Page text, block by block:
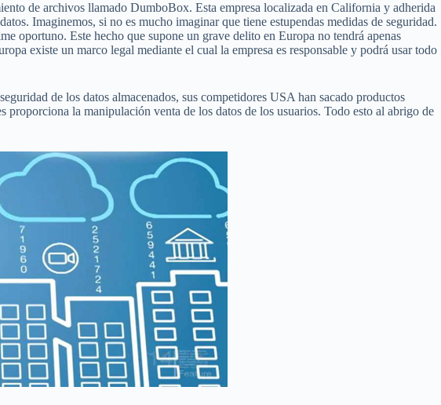
de archivos llamado DumboBox. Esta empresa localizada en California y adherida
Imaginemos, si no es mucho imaginar que tiene estupendas medidas de seguridad.
oportuno. Este hecho que supone un grave delito en Europa no tendrá apenas
existe un marco legal mediante el cual la empresa es responsable y podrá usar todo
de los datos almacenados, sus competidores USA han sacado productos
la manipulación venta de los datos de los usuarios. Todo esto al abrigo de